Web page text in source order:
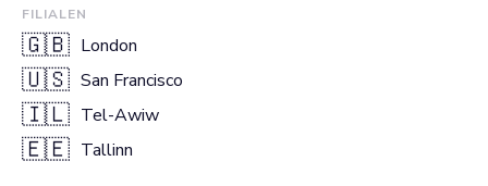
FILIALEN
🇬🇧 London
🇺🇸 San Francisco
🇮🇱 Tel-Awiw
🇪🇪 Tallinn